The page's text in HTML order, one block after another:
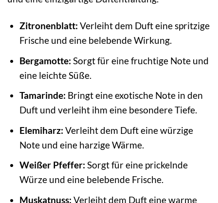
Zitronenblatt: Verleiht dem Duft eine spritzige
Frische und eine belebende Wirkung.
Bergamotte: Sorgt für eine fruchtige Note und
eine leichte Süße.
Tamarinde: Bringt eine exotische Note in den
Duft und verleiht ihm eine besondere Tiefe.
Elemiharz: Verleiht dem Duft eine würzige
Note und eine harzige Wärme.
Weißer Pfeffer: Sorgt für eine prickelnde
Würze und eine belebende Frische.
Muskatnuss: Verleiht dem Duft eine warme